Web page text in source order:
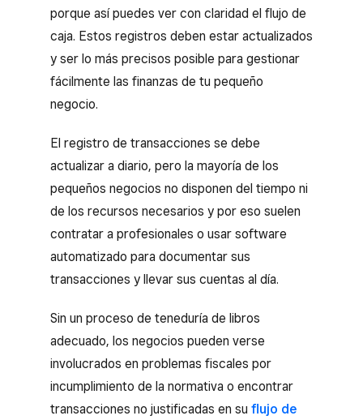
porque así puedes ver con claridad el flujo de
caja. Estos registros deben estar actualizados
y ser lo más precisos posible para gestionar
fácilmente las finanzas de tu pequeño
negocio.
El registro de transacciones se debe
actualizar a diario, pero la mayoría de los
pequeños negocios no disponen del tiempo ni
de los recursos necesarios y por eso suelen
contratar a profesionales o usar software
automatizado para documentar sus
transacciones y llevar sus cuentas al día.
Sin un proceso de teneduría de libros
adecuado, los negocios pueden verse
involucrados en problemas fiscales por
incumplimiento de la normativa o encontrar
transacciones no justificadas en su flujo de